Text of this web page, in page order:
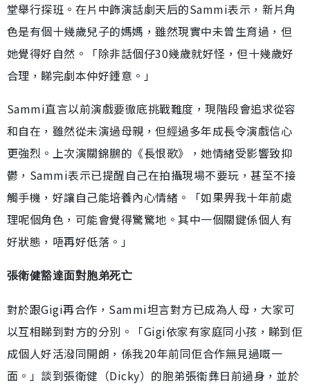
堂舉行探班。在片中飾演話劇天后的Sammi表示，新片角
色是有個十幾歲兒子的媽媽，雖然現實中未曾生育過，但
她覺得好自然。「除非話個仔30幾歲就好怪，但十幾歲好
合理，睇完劇本仲好鍾意。」
Sammi直言以前演戲要徹底挑戰難度，現階段會追求從容
和自在，雖然從未演過母親，但經過多年成長令演戲信心
更強烈。上次演關錦鵬的《長恨歌》，她情緒受影響致抑
鬱，Sammi表示已提醒自己在拍攝現場不要玩，甚至不接
觸手機，好讓自己能培養內心情緒。「如果畀我十年前處
理呢個角色，可能會覺得驚驚地。其中一個關鍵係個人有
好狀態，唔再好低落。」
張衛健豁達面對胞弟死亡
對於跟Gigi再合作，Sammi坦言對方已成為人母，大家可
以互相睇到對方的分別。「Gigi依家有家庭同小孩，睇到佢
成個人好活潑同開朗，係我20年前同佢合作無見過嘅一
面。」談到張衛健（Dicky）的胞弟張衞彝日前過身，並於